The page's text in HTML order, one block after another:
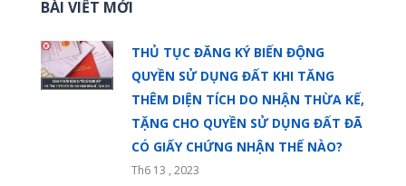
BÀI VIẾT MỚI
THỦ TỤC ĐĂNG KÝ BIẾN ĐỘNG
QUYỀN SỬ DỤNG ĐẤT KHI TĂNG
THÊM DIỆN TÍCH DO NHẬN THỪA KẾ,
TẶNG CHO QUYỀN SỬ DỤNG ĐẤT ĐÃ
CÓ GIẤY CHỨNG NHẬN THẾ NÀO?
Th6 13 , 2023